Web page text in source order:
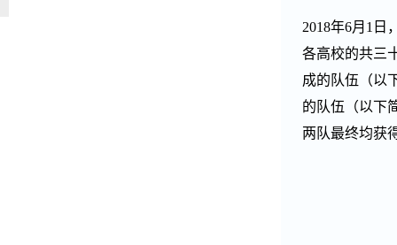
2018年6月 1 日
各高校的共三
成的队伍（以
的队伍（以下
两队最终均获